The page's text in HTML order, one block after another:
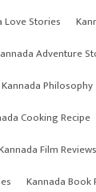
Love Stories
Adventure
Kannada Philosophy
Cooking Recipe
Film Reviews
Kannada Book